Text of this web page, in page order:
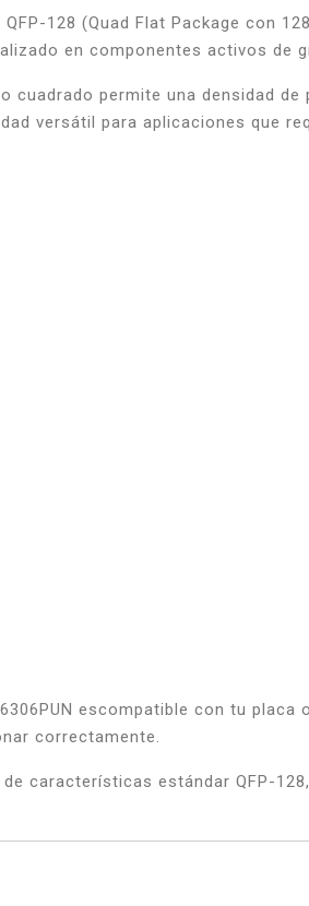
128 (Quad Flat Package con
en componentes activos de
permite una densidad
versátil para aplicaciones que
escompatible con tu
correctamente.
características estándar QFP-